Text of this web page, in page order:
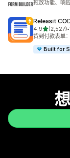
拖放功能、响
Releasit
4.9星（满分 5
(2,527)
总共 2527 条 •
货到付款表单
Built for